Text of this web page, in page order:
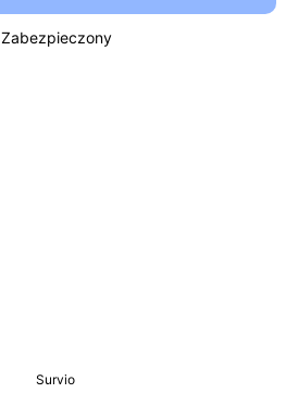
Zabezpieczony
Survio